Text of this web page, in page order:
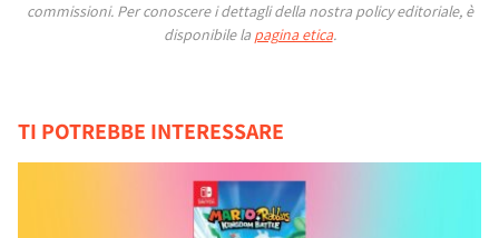
commissioni. Per conoscere i dettagli della nostra policy editoriale, è
disponibile la pagina etica.
TI POTREBBE INTERESSARE